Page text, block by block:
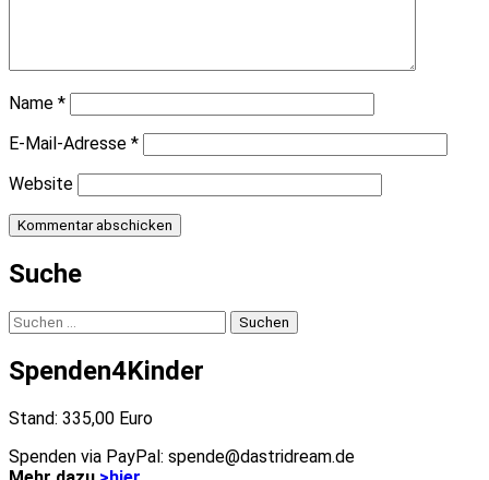
Name *
E-Mail-Adresse *
Website
Suche
Suchen
nach:
Spenden4Kinder
Stand: 335,00 Euro
Spenden via PayPal: spende@dastridream.de